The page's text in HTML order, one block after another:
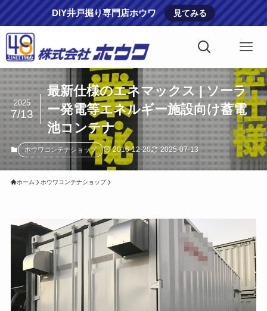
DIY井戸掘り専門店ホウワ 見てみる
最新仕様のエネマックス | ソーラ
ー発電等エネルギー施設向け蓄電
池コンテナ
2025
7/13
ホウワコンテナショップ 2016-12-20 2025-07-13
ホーム ホウワコンテナショップ